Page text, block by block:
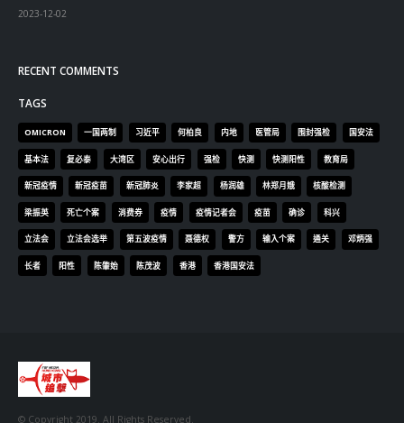
2023-12-02
RECENT COMMENTS
TAGS
OMICRON 一国两制 习近平 何柏良 内地 医管局 围封强检 国安法
基本法 复必泰 大湾区 安心出行 强检 快测 快测阳性 教育局
新冠疫情 新冠疫苗 新冠肺炎 李家超 杨润雄 林郑月娥 核酸检测
梁振英 死亡个案 消费券 疫情 疫情记者会 疫苗 确诊 科兴
立法会 立法会选举 第五波疫情 聂德权 警方 输入个案 通关 邓炳强
长者 阳性 陈肇始 陈茂波 香港 香港国安法
© Copyright 2019. All Rights Reserved.